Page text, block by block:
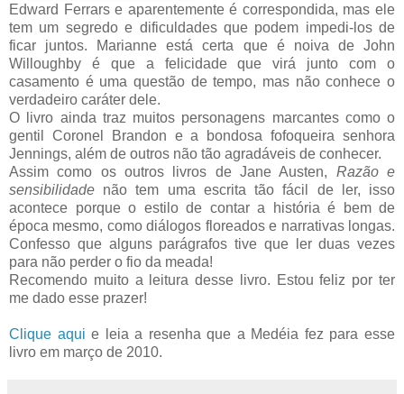
Edward Ferrars e aparentemente é correspondida, mas ele
tem um segredo e dificuldades que podem impedi-los de
ficar juntos. Marianne está certa que é noiva de John
Willoughby é que a felicidade que virá junto com o
casamento é uma questão de tempo, mas não conhece o
verdadeiro caráter dele.
O livro ainda traz muitos personagens marcantes como o
gentil Coronel Brandon e a bondosa fofoqueira senhora
Jennings, além de outros não tão agradáveis de conhecer.
Assim como os outros livros de Jane Austen, Razão e
sensibilidade não tem uma escrita tão fácil de ler, isso
acontece porque o estilo de contar a história é bem de
época mesmo, como diálogos floreados e narrativas longas.
Confesso que alguns parágrafos tive que ler duas vezes
para não perder o fio da meada!
Recomendo muito a leitura desse livro. Estou feliz por ter
me dado esse prazer!
Clique aqui e leia a resenha que a Medéia fez para esse
livro em março de 2010.